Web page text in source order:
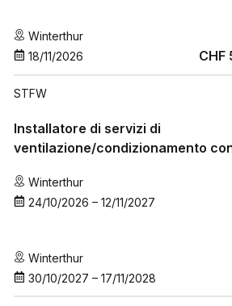
Winterthur
18/11/2026
CHF
STFW
Installatore di servizi di
ventilazione/condizionamento
Winterthur
24/10/2026 – 12/11/2027
Winterthur
30/10/2027 – 17/11/2028